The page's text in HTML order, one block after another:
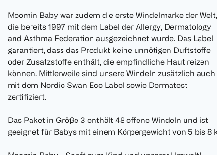
Moomin Baby war zudem die erste Windelmarke der Welt,
die bereits 1997 mit dem Label der Allergy, Dermatology
and Asthma Federation ausgezeichnet wurde. Das Label
garantiert, dass das Produkt keine unnötigen Duftstoffe
oder Zusatzstoffe enthält, die empfindliche Haut reizen
können. Mittlerweile sind unsere Windeln zusätzlich auch
mit dem Nordic Swan Eco Label sowie Dermatest
zertifiziert.
Das Paket in Größe 3 enthält 48 offene Windeln und ist
geeignet für Babys mit einem Körpergewicht von 5 bis 8